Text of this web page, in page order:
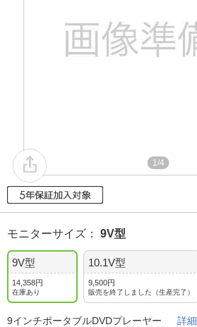
1/4
モニターサイズ ： 9V型
9V型
14,358円
在庫あり
10.1V型
9,500円
販売を終了しました（生産完了）
9インチポータブルDVDプレーヤー 詳細